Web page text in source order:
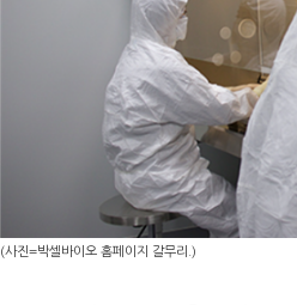
(사진=박셀바이오 홈페이지 갈무리.)